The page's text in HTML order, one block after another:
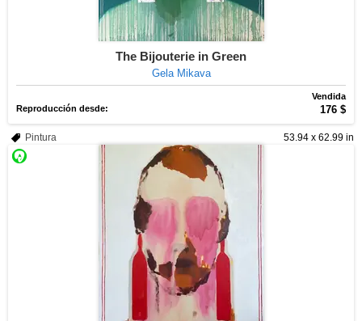
The Bijouterie in Green
Gela Mikava
Vendida
Reproducción desde:
176 $
53.94 x 62.99 in
Pintura